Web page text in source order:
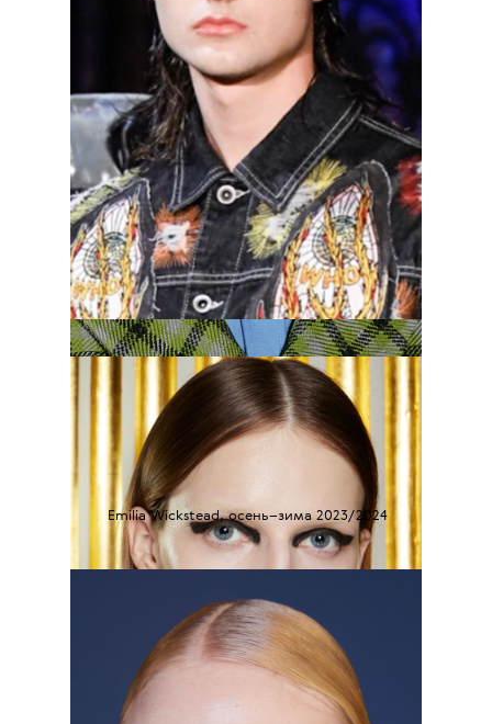
Emilia Wickstead, осень–зима 2023/2024